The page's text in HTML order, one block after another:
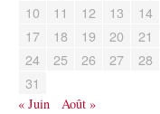
10
11 12 13 14
17
18 19 20 21
24
25 26 27 28
31
« Juin Août »